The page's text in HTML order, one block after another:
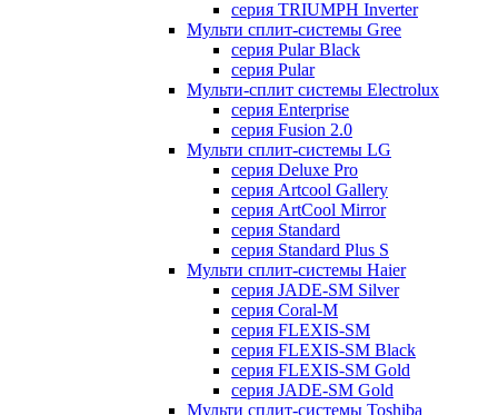
серия TRIUMPH Inverter
Мульти сплит-системы Gree
серия Pular Black
серия Pular
Мульти-сплит системы Electrolux
серия Enterprise
серия Fusion 2.0
Мульти сплит-системы LG
серия Deluxe Pro
серия Artcool Gallery
серия ArtCool Mirror
серия Standard
серия Standard Plus S
Мульти сплит-системы Haier
серия JADE-SM Silver
серия Coral-M
серия FLEXIS-SM
серия FLEXIS-SM Black
серия FLEXIS-SM Gold
серия JADE-SM Gold
Мульти сплит-системы Toshiba